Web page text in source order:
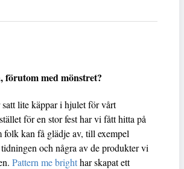
med mönstret?
lite käppar i hjulet för vårt
för en stor fest har vi fått hitta på
folk kan få glädje av, till exempel
och några av de produkter vi
Pattern me brighthar skapat ett